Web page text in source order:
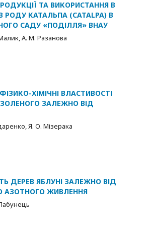
ТА ВИКОРИСТАННЯ В
РОДУ КАТАЛЬПА (CATALPA) В
САДУ «ПОДІЛЛЯ» ВНАУ
А. М. Разанова
ХІМІЧНІ ВЛАСТИВОСТІ
ЗАЛЕЖНО ВІД
Я. О. Мізерака
ДЕРЕВ ЯБЛУНІ ЗАЛЕЖНО ВІД
АЗОТНОГО ЖИВЛЕННЯ